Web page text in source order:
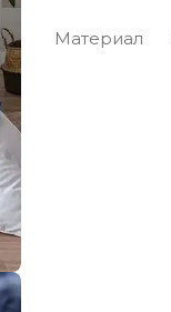
Материал